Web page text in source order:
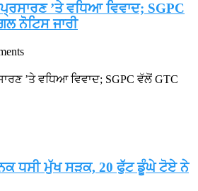
’ਤੇ ਵਧਿਆ ਵਿਵਾਦ; SGPC
ਨੋਟਿਸ ਜਾਰੀ
’ਤੇ ਵਧਿਆ ਵਿਵਾਦ; SGPC ਵੱਲੋਂ GTC
ਧਸੀ ਮੁੱਖ ਸੜਕ, 20 ਫੁੱਟ ਡੂੰਘੇ ਟੋਏ ਨੇ